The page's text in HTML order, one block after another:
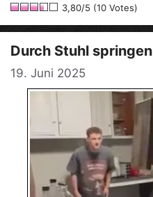
3,80/5 (10 Votes)
Durch Stuhl springen
19. Juni 2025